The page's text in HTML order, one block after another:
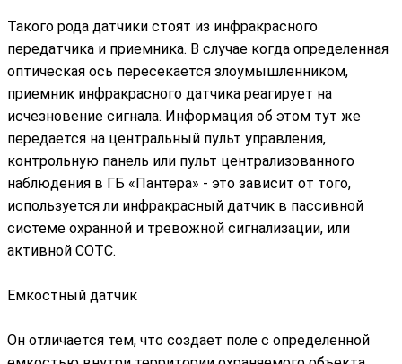
Такого рода датчики стоят из инфракрасного
передатчика и приемника. В случае когда определенная
оптическая ось пересекается злоумышленником,
приемник инфракрасного датчика реагирует на
исчезновение сигнала. Информация об этом тут же
передается на центральный пульт управления,
контрольную панель или пульт централизованного
наблюдения в ГБ «Пантера» - это зависит от того,
используется ли инфракрасный датчик в пассивной
системе охранной и тревожной сигнализации, или
активной СОТС.
Емкостный датчик
Он отличается тем, что создает поле с определенной